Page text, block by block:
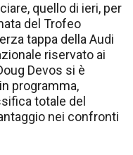
quello di ieri, per
del Trofeo
tappa della Audi
riservato ai
Devos si è
programma,
totale del
nei confronti